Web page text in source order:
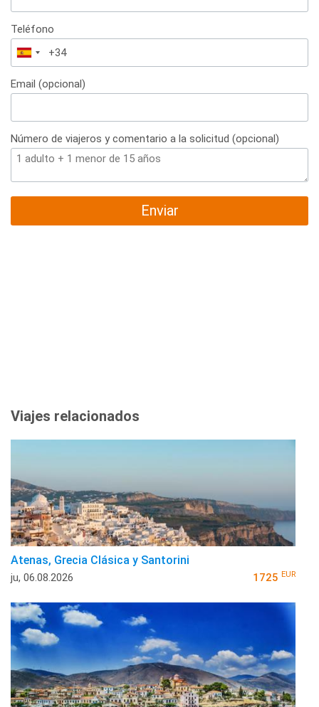
Teléfono
España
+34
Email (opcional)
Número de viajeros y comentario a la solicitud (opcional)
Enviar
Viajes relacionados
Atenas, Grecia Clásica y Santorini
ju, 06.08.2026 1725 EUR